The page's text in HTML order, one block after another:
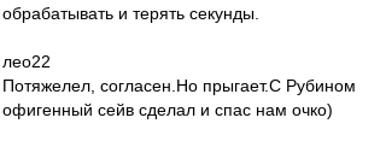
обрабатывать и терять секунды.
лео22
Потяжелел, согласен.Но прыгает.С Рубином
офигенный сейв сделал и спас нам очко)